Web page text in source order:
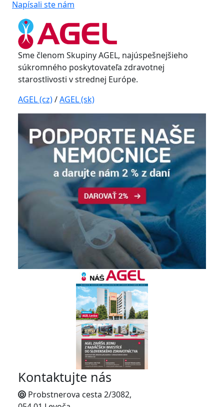
Napísali ste nám
Sme členom Skupiny AGEL, najúspešnejšieho
súkromného poskytovateľa zdravotnej
starostlivosti v strednej Európe.
AGEL (cz)/AGEL (sk)
Kontaktujte nás
Probstnerova cesta 2/3082,